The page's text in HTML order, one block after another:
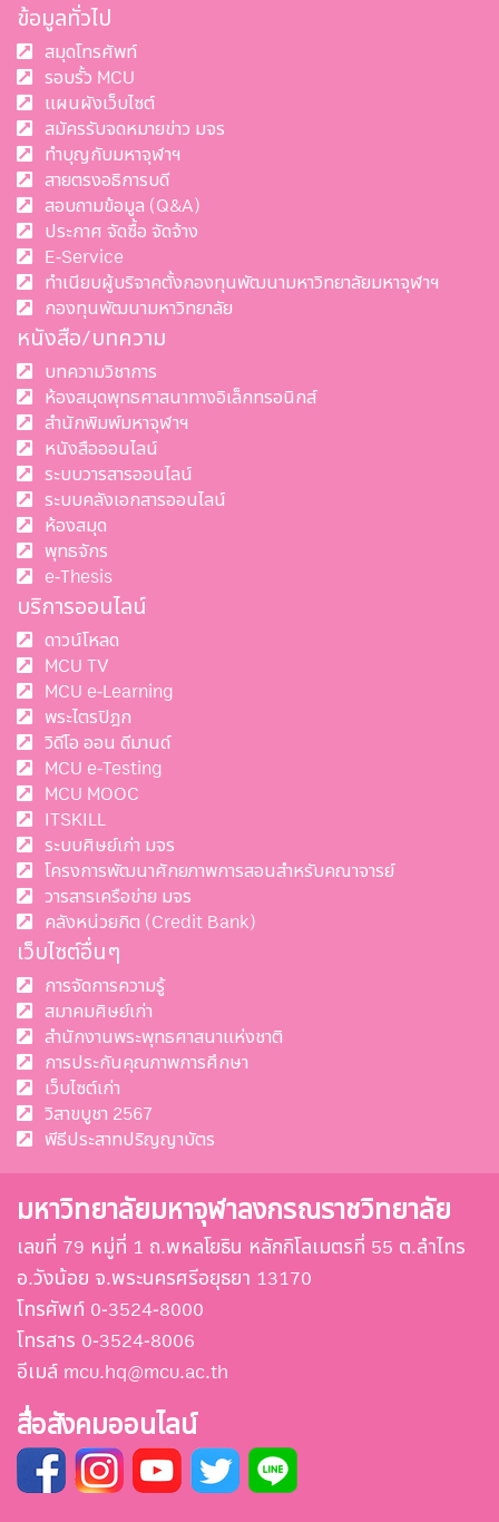
ข้อมูลทั่วไป
สมุดโทรศัพท์
รอบรั้ว MCU
แผนผังเว็บไซต์
สมัครรับจดหมายข่าว มจร
ทำบุญกับมหาจุฬาฯ
สายตรงอธิการบดี
สอบถามข้อมูล (Q&A)
ประกาศ จัดซื้อ จัดจ้าง
E-Service
ทำเนียบผู้บริจาคตั้งกองทุนพัฒนามหาวิทยาลัยมหาจุฬาฯ
กองทุนพัฒนามหาวิทยาลัย
หนังสือ/บทความ
บทความวิชาการ
ห้องสมุดพุทธศาสนาทางอิเล็กทรอนิกส์
สำนักพิมพ์มหาจุฬาฯ
หนังสือออนไลน์
ระบบวารสารออนไลน์
ระบบคลังเอกสารออนไลน์
ห้องสมุด
พุทธจักร
e-Thesis
บริการออนไลน์
ดาวน์โหลด
MCU TV
MCU e-Learning
พระไตรปิฎก
วิดีโอ ออน ดีมานด์
MCU e-Testing
MCU MOOC
ITSKILL
ระบบศิษย์เก่า มจร
โครงการพัฒนาศักยภาพการสอนสำหรับคณาจารย์
วารสารเครือข่าย มจร
คลังหน่วยกิต (Credit Bank)
เว็บไซต์อื่นๆ
การจัดการความรู้
สมาคมศิษย์เก่า
สำนักงานพระพุทธศาสนาแห่งชาติ
การประกันคุณภาพการศึกษา
เว็บไซต์เก่า
วิสาขบูชา 2567
พีธีประสาทปริญญาบัตร
มหาวิทยาลัยมหาจุฬาลงกรณราชวิทยาลัย
เลขที่ 79 หมู่ที่ 1 ถ.พหลโยธิน หลักกิโลเมตรที่ 55 ต.ลำไทร
อ.วังน้อย จ.พระนครศรีอยุธยา 13170
โทรศัพท์ 0-3524-8000
โทรสาร 0-3524-8006
อีเมล์ mcu.hq@mcu.ac.th
สื่อสังคมออนไลน์